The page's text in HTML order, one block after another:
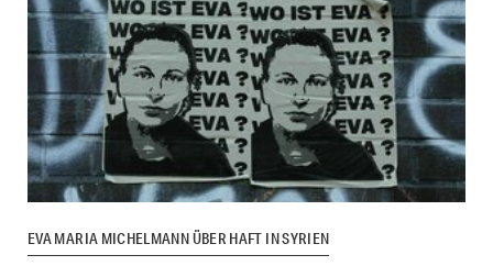
EVA MARIA MICHELMANN ÜBER HAFT IN SYRIEN